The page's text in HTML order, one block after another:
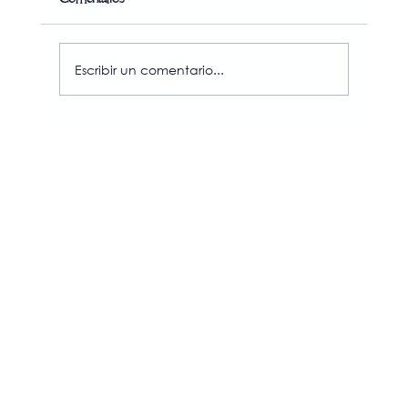
Escribir un comentario...